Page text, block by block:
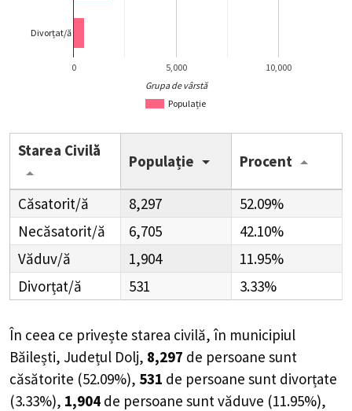
Populație
0 5,000 10,000
Divorțat/ă
Grupa de vârstă
Starea Civilă
Populație Procent
Căsatorit/ă 8,297
52.09%
Necăsatorit/ă
6,705
42.10%
Văduv/ă
1,904
11.95%
Divorțat/ă
531 3.33%
În ceea ce privește starea civilă, în municipiul
Băilești, Județul Dolj, 8,297 de persoane sunt
căsătorite (52.09%), 531 de persoane sunt divorțate
(3.33%), 1,904 de persoane sunt văduve (11.95%),